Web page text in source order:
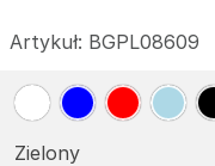
Artykuł: BGPL08609
Zielony